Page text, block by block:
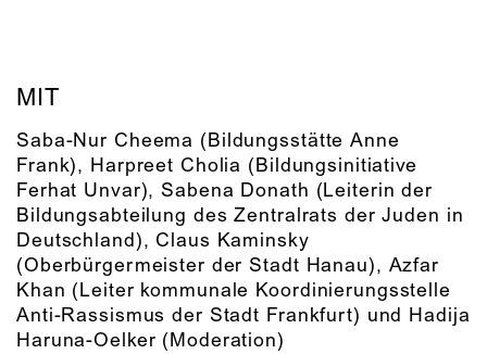
MIT
Saba-Nur Cheema (Bildungsstätte Anne
Frank), Harpreet Cholia (Bildungsinitiative
Ferhat Unvar), Sabena Donath (Leiterin der
Bildungsabteilung des Zentralrats der Juden in
Deutschland), Claus Kaminsky
(Oberbürgermeister der Stadt Hanau), Azfar
Khan (Leiter kommunale Koordinierungsstelle
Anti-Rassismus der Stadt Frankfurt) und Hadija
Haruna-Oelker (Moderation)